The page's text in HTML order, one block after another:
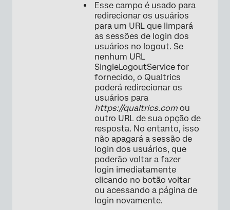
Esse campo é usado para
redirecionar os usuários
para um URL que limpará
as sessões de login dos
usuários no logout. Se
nenhum URL
SingleLogoutService for
fornecido, o Qualtrics
poderá redirecionar os
usuários para
https://qualtrics.com ou
outro URL de sua opção de
resposta. No entanto, isso
não apagará a sessão de
login dos usuários, que
poderão voltar a fazer
login imediatamente
clicando no botão voltar
ou acessando a página de
login novamente.